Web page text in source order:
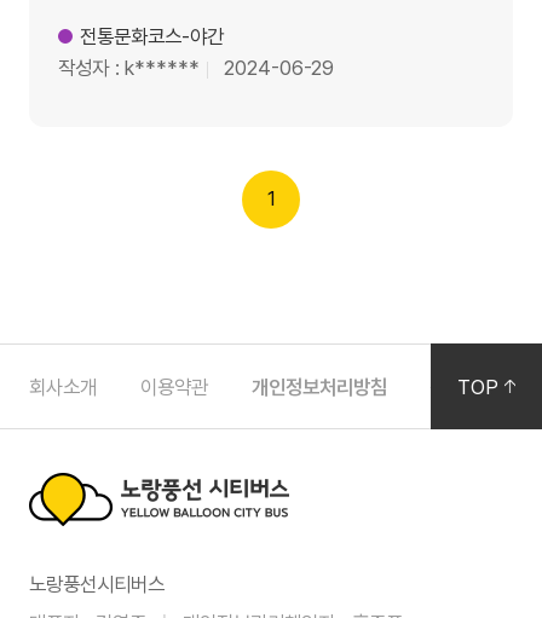
제목전통문화코스-야간
작성자
k****** 날짜
2024-06-29
1
TOP
하
단
영
역
회사소개 이용약관 개인정보처리방침 공지사항
랑
노랑풍선시티버스